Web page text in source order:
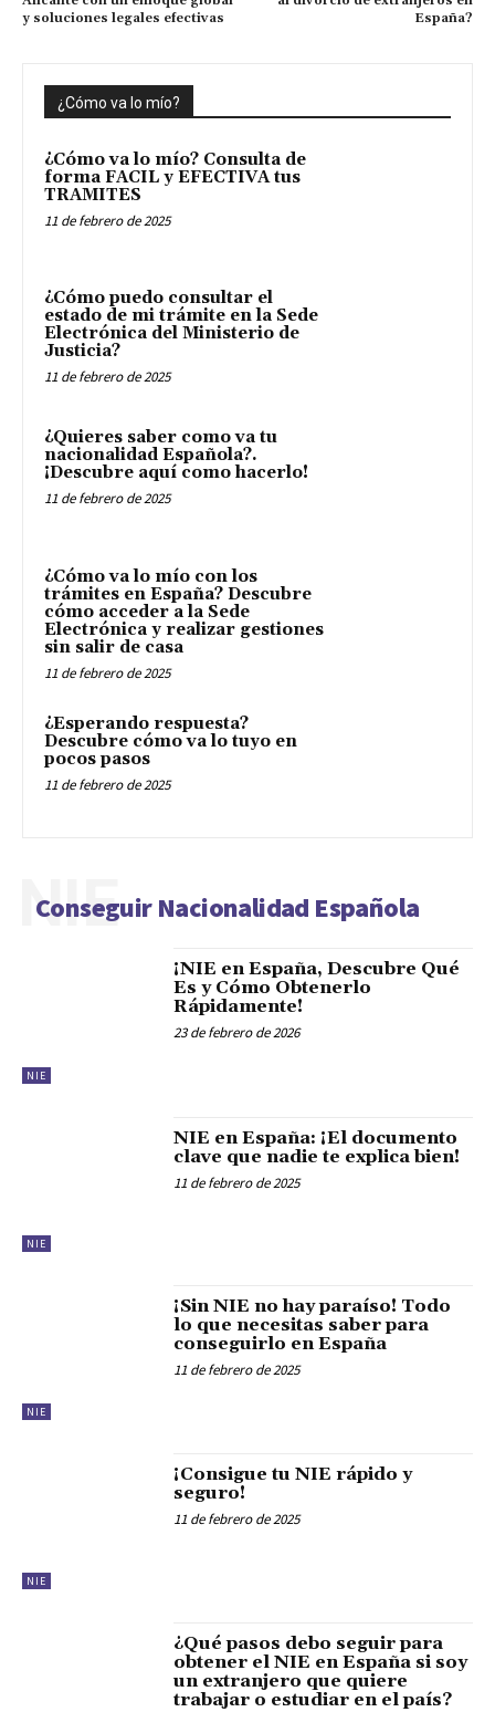
y soluciones legales efectivas
España?
¿Cómo va lo mío?
¿Cómo va lo mío? Consulta de
forma FACIL y EFECTIVA tus
TRAMITES
11 de febrero de 2025
¿Cómo puedo consultar el
estado de mi trámite en la Sede
Electrónica del Ministerio de
Justicia?
11 de febrero de 2025
¿Quieres saber como va tu
nacionalidad Española?.
¡Descubre aquí como hacerlo!
11 de febrero de 2025
¿Cómo va lo mío con los
trámites en España? Descubre
cómo acceder a la Sede
Electrónica y realizar gestiones
sin salir de casa
11 de febrero de 2025
¿Esperando respuesta?
Descubre cómo va lo tuyo en
pocos pasos
11 de febrero de 2025
Conseguir Nacionalidad Española
NIE
NIE
¡NIE en España, Descubre Qué
Es y Cómo Obtenerlo
Rápidamente!
23 de febrero de 2026
NIE
NIE en España: ¡El documento
clave que nadie te explica bien!
11 de febrero de 2025
NIE
¡Sin NIE no hay paraíso! Todo
lo que necesitas saber para
conseguirlo en España
11 de febrero de 2025
NIE
¡Consigue tu NIE rápido y
seguro!
11 de febrero de 2025
¿Qué pasos debo seguir para
obtener el NIE en España si soy
un extranjero que quiere
trabajar o estudiar en el país?